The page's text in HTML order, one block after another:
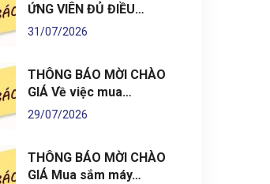
ỨNG VIÊN ĐỦ ĐIỀU…
31/07/2026
THÔNG BÁO MỜI CHÀO
GIÁ Về việc mua…
29/07/2026
THÔNG BÁO MỜI CHÀO
GIÁ Mua sắm máy…